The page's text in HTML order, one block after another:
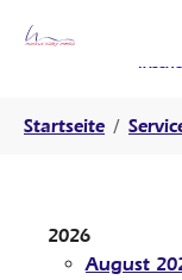
Ihre
Startseite
2026
August